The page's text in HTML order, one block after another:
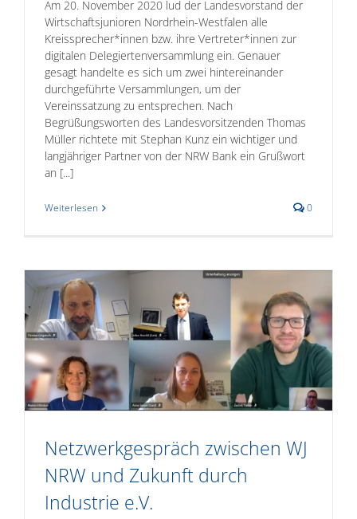
Am 20. November 2020 lud der Landesvorstand der
Wirtschaftsjunioren Nordrhein-Westfalen alle
Kreissprecher*innen bzw. ihre Vertreter*innen zur
digitalen Delegiertenversammlung ein. Genauer
gesagt handelte es sich um zwei hintereinander
durchgeführte Versammlungen, um der
Vereinssatzung zu entsprechen. Nach
Begrüßungsworten des Landesvorsitzenden Thomas
Müller richtete mit Stephan Kunz ein wichtiger und
langjähriger Partner von der NRW Bank ein Grußwort
an [...]
Weiterlesen 0
Netzwerkgespräch zwischen WJ
NRW und Zukunft durch
Industrie e.V.